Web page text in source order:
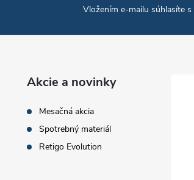
Vložením e-mailu súhlasíte s
Akcie a novinky
Mesačná akcia
Spotrebný materiál
Retigo Evolution